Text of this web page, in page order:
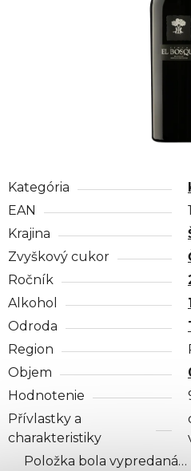
Kategória
EAN
Krajina
Zvyškový cukor
Ročník
Alkohol
Odroda
Region
Objem
Hodnotenie
Přívlastky a
charakteristiky
Položka bola vypredaná…